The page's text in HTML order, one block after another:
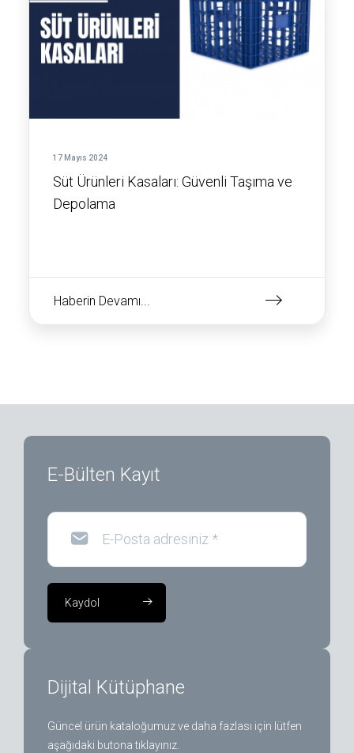
17 Mayıs 2024
Süt Ürünleri Kasaları: Güvenli Taşıma ve
Depolama
Haberin Devamı...
E-Bülten Kayıt
E-Posta adresiniz *
Kaydol
Dijital Kütüphane
Güncel ürün kataloğumuz ve daha fazlası için lütfen
aşağıdaki butona tıklayınız.